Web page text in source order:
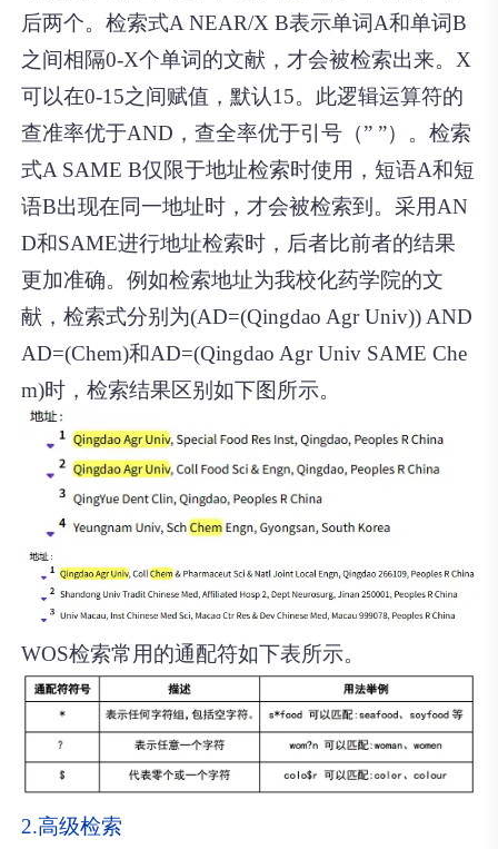
后两个。检索式A NEAR/X B表示单词A和单词B
之间相隔0-X个单词的文献，才会被检索出来。X
可以在0-15之间赋值，默认15。此逻辑运算符的
查准率优于AND，查全率优于引号（” ”）。检索
式A SAME B仅限于地址检索时使用，短语A和短
语B出现在同一地址时，才会被检索到。采用AN
D和SAME进行地址检索时，后者比前者的结果
更加准确。例如检索地址为我校化药学院的文
献，检索式分别为(AD=(Qingdao Agr Univ)) AND
AD=(Chem)和AD=(Qingdao Agr Univ SAME Che
m)时，检索结果区别如下图所示。
WOS检索常用的通配符如下表所示。
2.高级检索